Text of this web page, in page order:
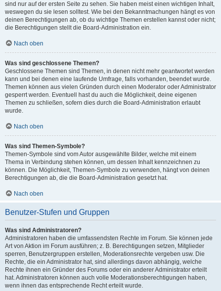
sind nur auf der ersten Seite zu sehen. Sie haben meist einen wichtigen Inhalt,
weswegen du sie lesen solltest. Wie bei den Bekanntmachungen hängt es von
deinen Berechtigungen ab, ob du wichtige Themen erstellen kannst oder nicht;
die Berechtigungen stellt die Board-Administration ein.
Nach oben
Was sind geschlossene Themen?
Geschlossene Themen sind Themen, in denen nicht mehr geantwortet werden
kann und bei denen eine laufende Umfrage, falls vorhanden, beendet wurde.
Themen können aus vielen Gründen durch einen Moderator oder Administrator
gesperrt werden. Eventuell hast du auch die Möglichkeit, deine eigenen
Themen zu schließen, sofern dies durch die Board-Administration erlaubt
wurde.
Nach oben
Was sind Themen-Symbole?
Themen-Symbole sind vom Autor ausgewählte Bilder, welche mit einem
Thema in Verbindung stehen können, um dessen Inhalt kennzeichnen zu
können. Die Möglichkeit, Themen-Symbole zu verwenden, hängt von deinen
Berechtigungen ab, die die Board-Administration gesetzt hat.
Nach oben
Benutzer-Stufen und Gruppen
Was sind Administratoren?
Administratoren haben die umfassendsten Rechte im Forum. Sie können jede
Art von Aktion im Forum ausführen; z. B. Berechtigungen setzen, Mitglieder
sperren, Benutzergruppen erstellen, Moderationsrechte vergeben usw. Die
Rechte, die ein Administrator hat, sind allerdings davon abhängig, welche
Rechte ihnen ein Gründer des Forums oder ein anderer Administrator erteilt
hat. Administratoren können auch volle Moderationsberechtigungen haben,
wenn ihnen das entsprechende Recht erteilt wurde.